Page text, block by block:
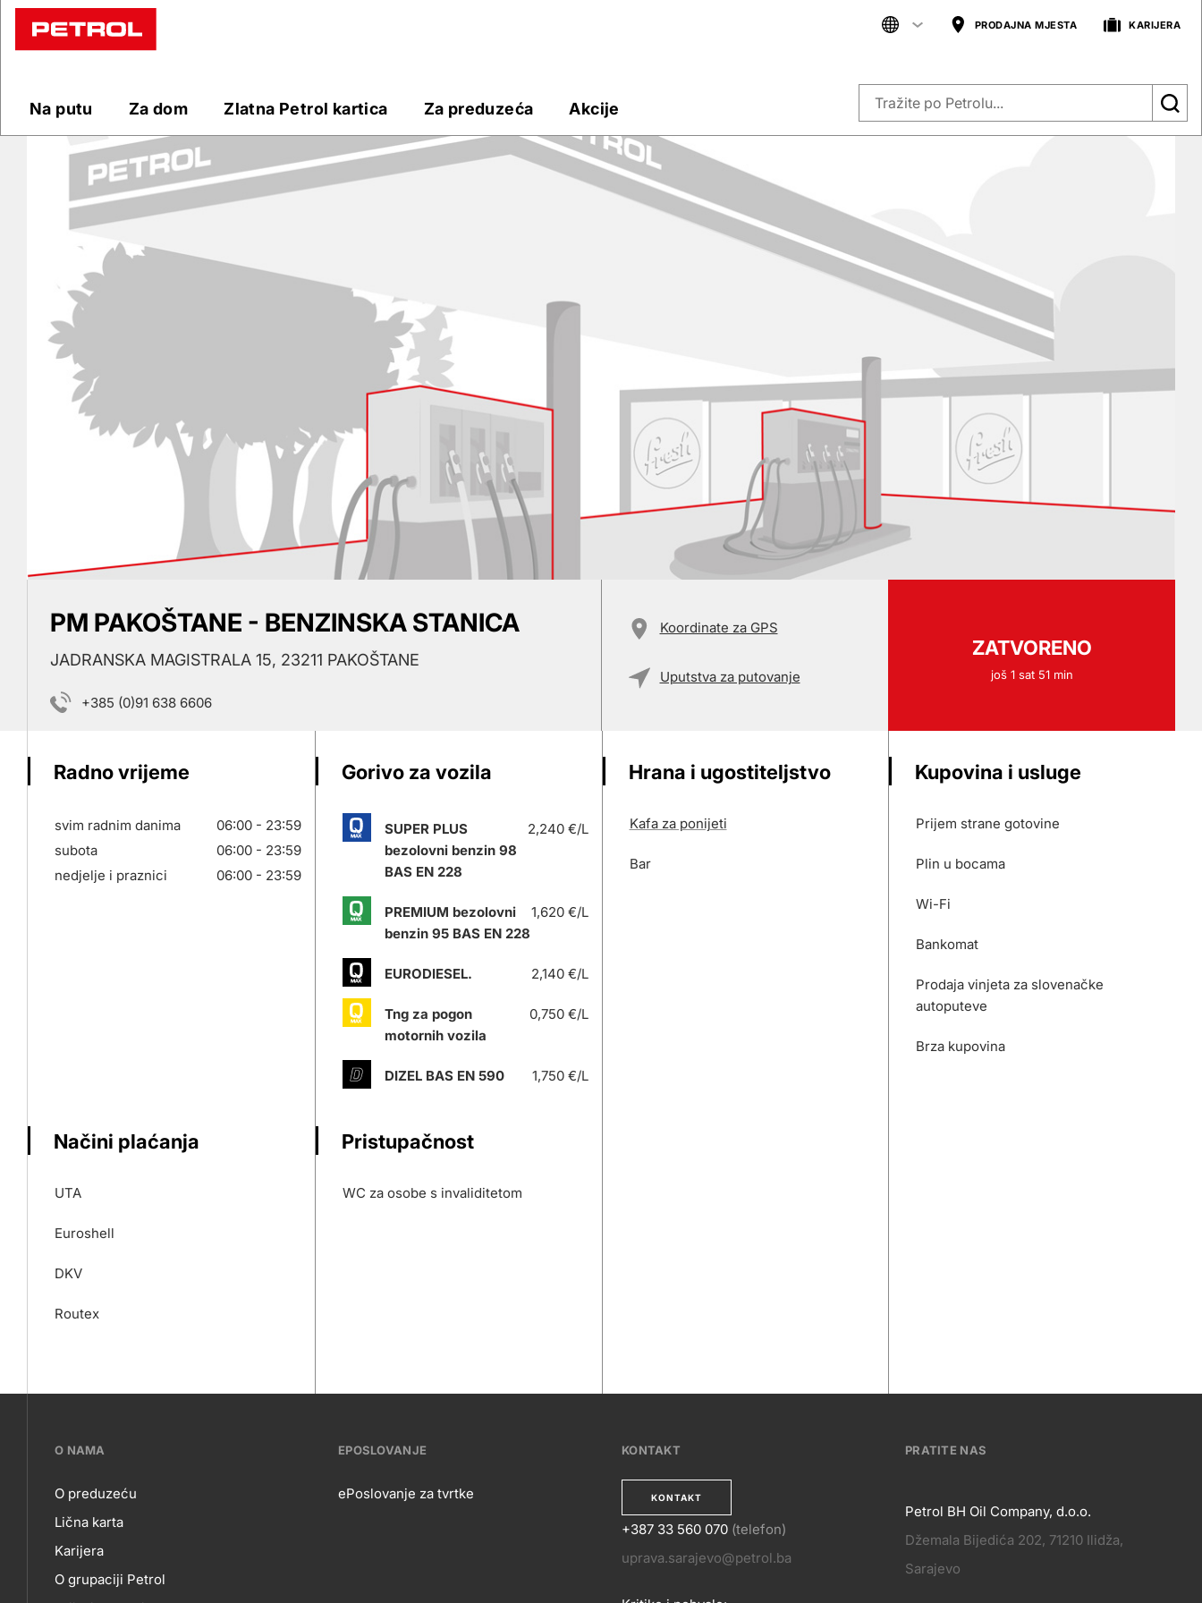
Prodajna
mjesta
Na putu Za dom Zlatna Petrol kartica Za preduzeća Akcije
PRODAJNA MJESTA KARIJERA
ZATVORENO
još 1 sat 51 min
PM PAKOŠTANE - BENZINSKA STANICA
JADRANSKA MAGISTRALA 15, 23211 PAKOŠTANE
+385 (0)91 638 6606
Koordinate za GPS
Uputstva za putovanje
Radno vrijeme
svim radnim danima
06:00 - 23:59
subota
06:00 - 23:59
nedjelje i praznici
06:00 - 23:59
Gorivo za vozila
SUPER PLUS
bezolovni benzin 98
BAS EN 228
2,240 €/L
PREMIUM bezolovni
benzin 95 BAS EN 228
1,620 €/L
EURODIESEL. 2,140 €/L
Tng za pogon
motornih vozila
0,750 €/L
DIZEL BAS EN 590 1,750 €/L
Hrana i ugostiteljstvo
Kafa za ponijeti
Bar
Kupovina i usluge
Prijem strane gotovine
Plin u bocama
Wi-Fi
Bankomat
Prodaja vinjeta za slovenačke
autoputeve
Brza kupovina
Načini plaćanja
UTA
Euroshell
DKV
Routex
Pristupačnost
WC za osobe s invaliditetom
???
petrol-
skupno.footer-
title???
O NAMA
O
O preduzeću
Lična karta
Karijera
O grupaciji Petrol
EPOSLOVANJE
EPOSLOVANJE
ePoslovanje za tvrtke
KONTAKT
KONTAKT
+387 33 560 070 (telefon)
uprava.sarajevo@petrol.ba
PRATITE NAS
PRATITE
Petrol BH Oil Company, d.o.o.
Džemala Bijedića 202, 71210 Ilidža,
Sarajevo